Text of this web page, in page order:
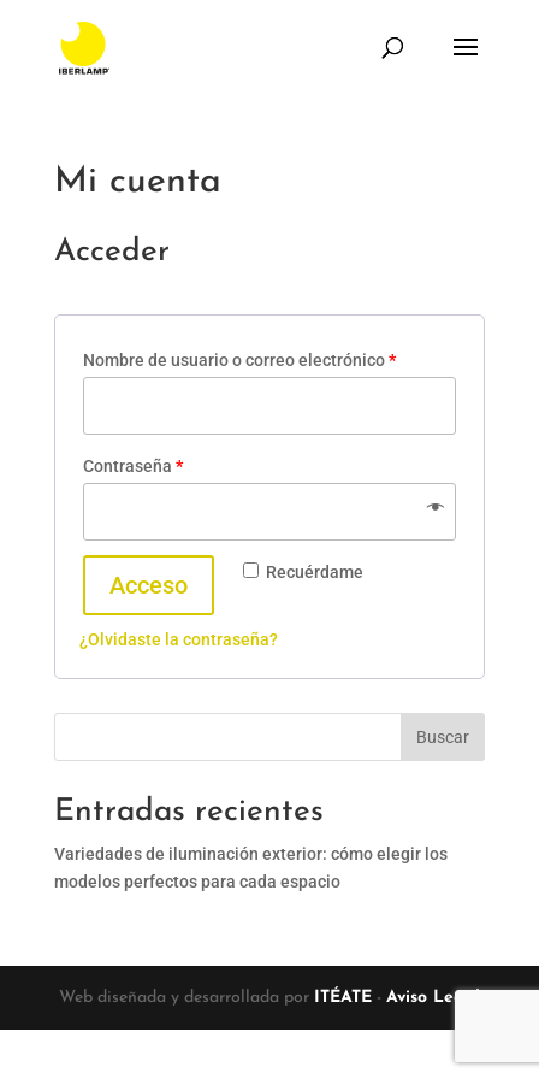
Mi cuenta
Acceder
Nombre de usuario o correo electrónico*
Contraseña *
Recuérdame
Acceso
¿Olvidaste la contraseña?
Buscar
Entradas recientes
Variedades de iluminación exterior: cómo elegir los
modelos perfectos para cada espacio
Web diseñada y desarrollada por ITÉATE- Aviso Legal